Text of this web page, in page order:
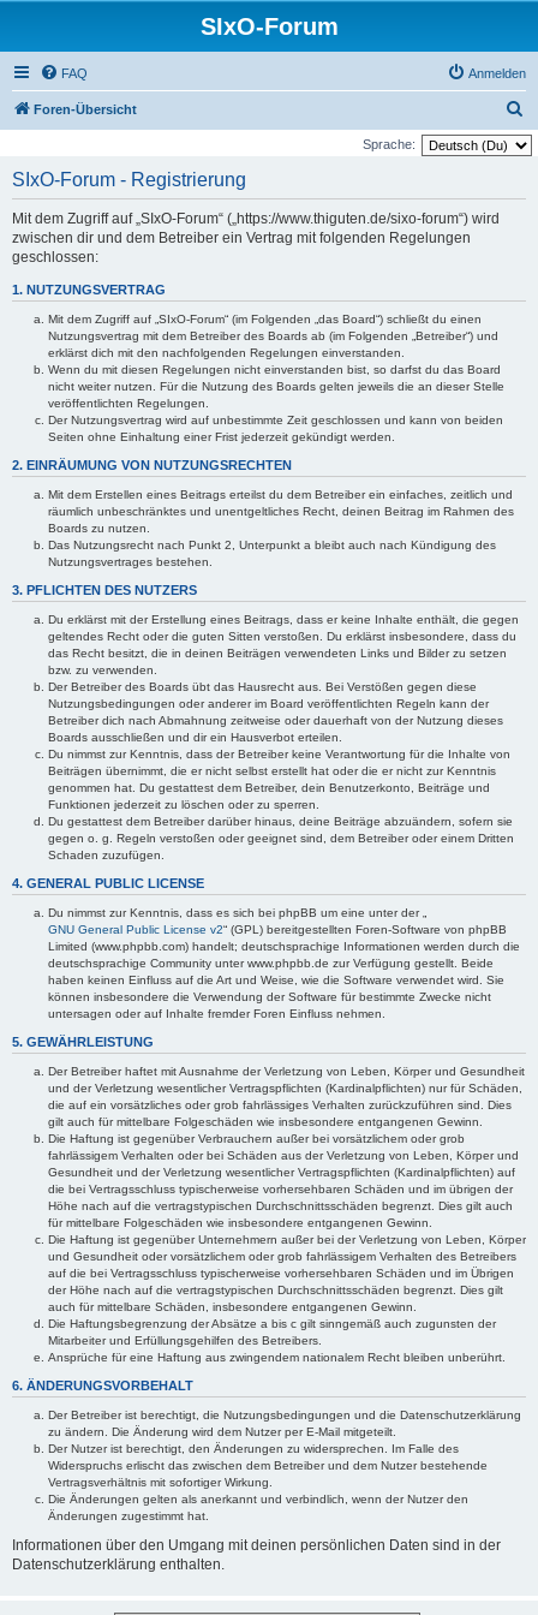
SIxO-Forum
FAQ Anmelden
Foren-Übersicht
u
Sprache:
SIxO-Forum - Registrierung
Mit dem Zugriff auf „SIxO-Forum“ („https://www.thiguten.de/sixo-forum“) wird
zwischen dir und dem Betreiber ein Vertrag mit folgenden Regelungen
geschlossen:
1. NUTZUNGSVERTRAG
Mit dem Zugriff auf „SIxO-Forum“ (im Folgenden „das Board“) schließt du einen
Nutzungsvertrag mit dem Betreiber des Boards ab (im Folgenden „Betreiber“) und
erklärst dich mit den nachfolgenden Regelungen einverstanden.
Wenn du mit diesen Regelungen nicht einverstanden bist, so darfst du das Board
nicht weiter nutzen. Für die Nutzung des Boards gelten jeweils die an dieser Stelle
veröffentlichten Regelungen.
Der Nutzungsvertrag wird auf unbestimmte Zeit geschlossen und kann von beiden
Seiten ohne Einhaltung einer Frist jederzeit gekündigt werden.
2. EINRÄUMUNG VON NUTZUNGSRECHTEN
Mit dem Erstellen eines Beitrags erteilst du dem Betreiber ein einfaches, zeitlich und
räumlich unbeschränktes und unentgeltliches Recht, deinen Beitrag im Rahmen des
Boards zu nutzen.
Das Nutzungsrecht nach Punkt 2, Unterpunkt a bleibt auch nach Kündigung des
Nutzungsvertrages bestehen.
3. PFLICHTEN DES NUTZERS
Du erklärst mit der Erstellung eines Beitrags, dass er keine Inhalte enthält, die gegen
geltendes Recht oder die guten Sitten verstoßen. Du erklärst insbesondere, dass du
das Recht besitzt, die in deinen Beiträgen verwendeten Links und Bilder zu setzen
bzw. zu verwenden.
Der Betreiber des Boards übt das Hausrecht aus. Bei Verstößen gegen diese
Nutzungsbedingungen oder anderer im Board veröffentlichten Regeln kann der
Betreiber dich nach Abmahnung zeitweise oder dauerhaft von der Nutzung dieses
Boards ausschließen und dir ein Hausverbot erteilen.
Du nimmst zur Kenntnis, dass der Betreiber keine Verantwortung für die Inhalte von
Beiträgen übernimmt, die er nicht selbst erstellt hat oder die er nicht zur Kenntnis
genommen hat. Du gestattest dem Betreiber, dein Benutzerkonto, Beiträge und
Funktionen jederzeit zu löschen oder zu sperren.
Du gestattest dem Betreiber darüber hinaus, deine Beiträge abzuändern, sofern sie
gegen o. g. Regeln verstoßen oder geeignet sind, dem Betreiber oder einem Dritten
Schaden zuzufügen.
4. GENERAL PUBLIC LICENSE
Du nimmst zur Kenntnis, dass es sich bei phpBB um eine unter der „
GNU General Public License v2“ (GPL) bereitgestellten Foren-Software von phpBB
Limited (www.phpbb.com) handelt; deutschsprachige Informationen werden durch die
deutschsprachige Community unter www.phpbb.de zur Verfügung gestellt. Beide
haben keinen Einfluss auf die Art und Weise, wie die Software verwendet wird. Sie
können insbesondere die Verwendung der Software für bestimmte Zwecke nicht
untersagen oder auf Inhalte fremder Foren Einfluss nehmen.
5. GEWÄHRLEISTUNG
Der Betreiber haftet mit Ausnahme der Verletzung von Leben, Körper und Gesundheit
und der Verletzung wesentlicher Vertragspflichten (Kardinalpflichten) nur für Schäden,
die auf ein vorsätzliches oder grob fahrlässiges Verhalten zurückzuführen sind. Dies
gilt auch für mittelbare Folgeschäden wie insbesondere entgangenen Gewinn.
Die Haftung ist gegenüber Verbrauchern außer bei vorsätzlichem oder grob
fahrlässigem Verhalten oder bei Schäden aus der Verletzung von Leben, Körper und
Gesundheit und der Verletzung wesentlicher Vertragspflichten (Kardinalpflichten) auf
die bei Vertragsschluss typischerweise vorhersehbaren Schäden und im übrigen der
Höhe nach auf die vertragstypischen Durchschnittsschäden begrenzt. Dies gilt auch
für mittelbare Folgeschäden wie insbesondere entgangenen Gewinn.
Die Haftung ist gegenüber Unternehmern außer bei der Verletzung von Leben, Körper
und Gesundheit oder vorsätzlichem oder grob fahrlässigem Verhalten des Betreibers
auf die bei Vertragsschluss typischerweise vorhersehbaren Schäden und im Übrigen
der Höhe nach auf die vertragstypischen Durchschnittsschäden begrenzt. Dies gilt
auch für mittelbare Schäden, insbesondere entgangenen Gewinn.
Die Haftungsbegrenzung der Absätze a bis c gilt sinngemäß auch zugunsten der
Mitarbeiter und Erfüllungsgehilfen des Betreibers.
Ansprüche für eine Haftung aus zwingendem nationalem Recht bleiben unberührt.
6. ÄNDERUNGSVORBEHALT
Der Betreiber ist berechtigt, die Nutzungsbedingungen und die Datenschutzerklärung
zu ändern. Die Änderung wird dem Nutzer per E-Mail mitgeteilt.
Der Nutzer ist berechtigt, den Änderungen zu widersprechen. Im Falle des
Widerspruchs erlischt das zwischen dem Betreiber und dem Nutzer bestehende
Vertragsverhältnis mit sofortiger Wirkung.
Die Änderungen gelten als anerkannt und verbindlich, wenn der Nutzer den
Änderungen zugestimmt hat.
Informationen über den Umgang mit deinen persönlichen Daten sind in der
Datenschutzerklärung enthalten.